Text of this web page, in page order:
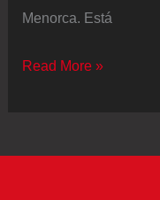
Menorca. Está
La
Read More »